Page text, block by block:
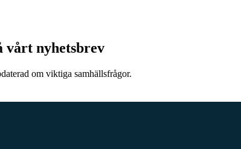
vårt nyhetsbrev
om viktiga samhällsfrågor.